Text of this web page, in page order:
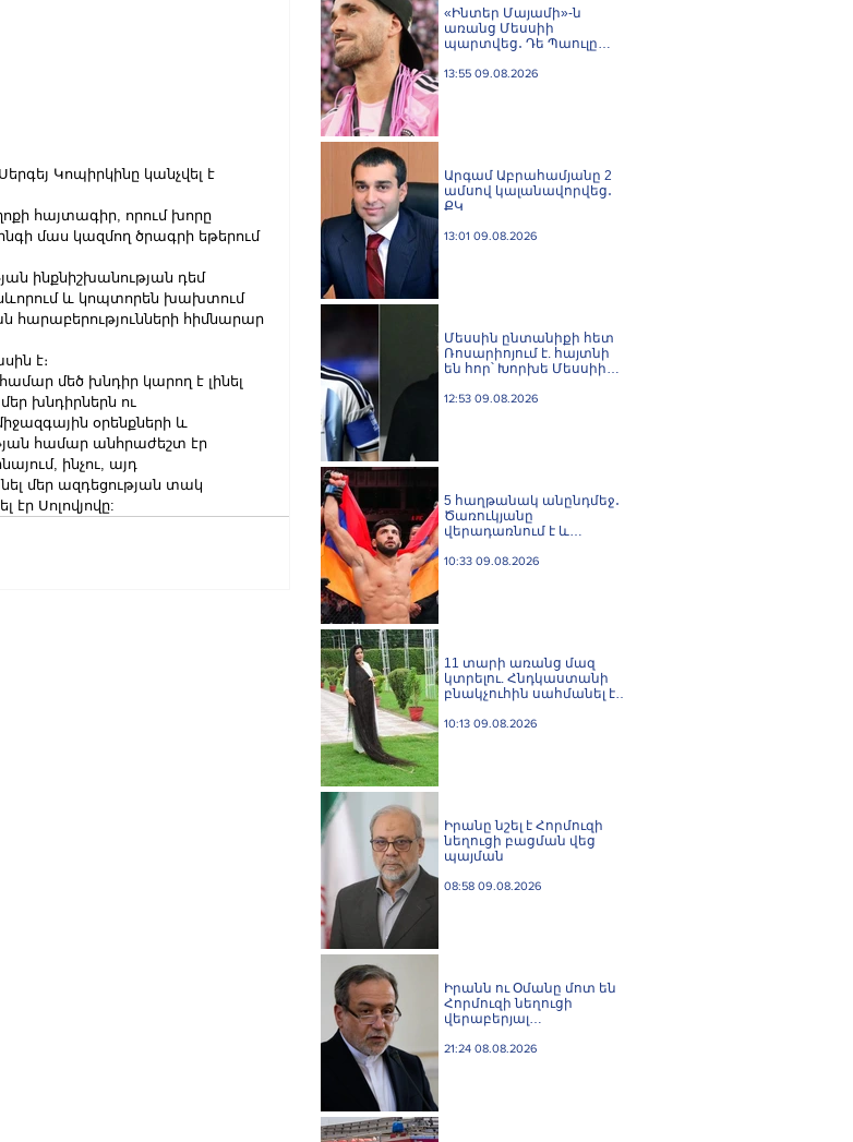
Կոպիրկինը կանչվել է
հայտագիր, որում խորը
մաս կազմող ծրագրի եթերում
ինքնիշխանության դեմ
և կոպտորեն խախտում
հիմնարար
է։
մեծ խնդիր կարող է լինել
խնդիրներն ու
օրենքների և
համար անհրաժեշտ էր
ինչու, այդ
մեր ազդեցության տակ
էր Սոլովյովը:
«Ինտեր Մայամի»-ն
առանց Մեսսիի
պարտվեց․ Դե Պաուլը
արգենտինացուն
13:55 09.08.2026
Արգամ Աբրահամյանը 2
ամսով կալանավորվեց․
ՔԿ
13:01 09.08.2026
Մեսսին ընտանիքի հետ
Ռոսարիոյում է. հայտնի
են հոր՝ Խորխե Մեսսիի
մանրամասները
12:53 09.08.2026
5 հաղթանակ անընդմեջ․
Ծառուկյանը
վերադառնում է և
UFC 331-ում
10:33 09.08.2026
11 տարի առանց մազ
կտրելու. Հնդկաստանի
բնակչուհին սահմանել է
համաշխարհային ռեկորդ
10:13 09.08.2026
Իրանը նշել է Հորմուզի
նեղուցի բացման վեց
պայման
08:58 09.08.2026
Իրանն ու Օմանը մոտ են
Հորմուզի նեղուցի
վերաբերյալ
հասնելուն. Արաղչի
21:24 08.08.2026